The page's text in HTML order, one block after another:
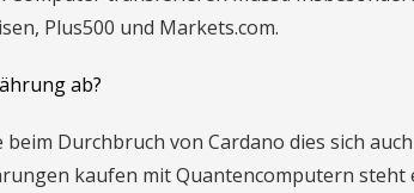
Plus500 und Markets.com.
ab?
Durchbruch von Cardano dies sich
kaufen mit Quantencomputern steht